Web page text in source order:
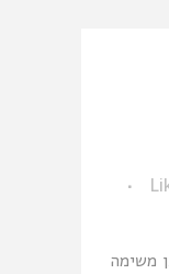
משימה